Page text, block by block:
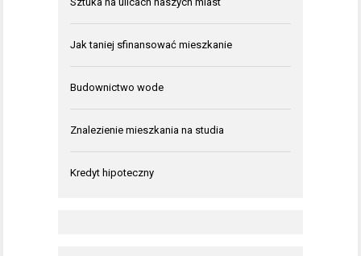
Jak taniej sfinansować mieszkanie
Budownictwo wode
Znalezienie mieszkania na studia
Kredyt hipoteczny